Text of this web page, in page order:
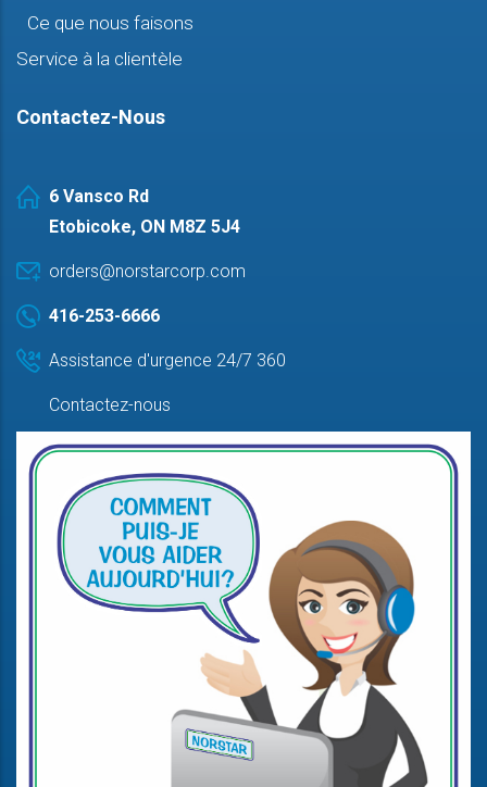
Ce que nous faisons
Service à la clientèle
Contactez-Nous
6 Vansco Rd
Etobicoke, ON M8Z 5J4
orders@norstarcorp.com
416-253-6666
Assistance d'urgence 24/7 360
Contactez-nous